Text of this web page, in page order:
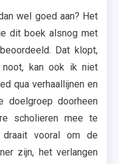
wel goed aan? Het
dit boek alsnog met
Dat klopt,
kan ook ik niet
qua verhaallijnen en
doelgroep doorheen
scholieren mee te
draait vooral om de
zijn, het verlangen